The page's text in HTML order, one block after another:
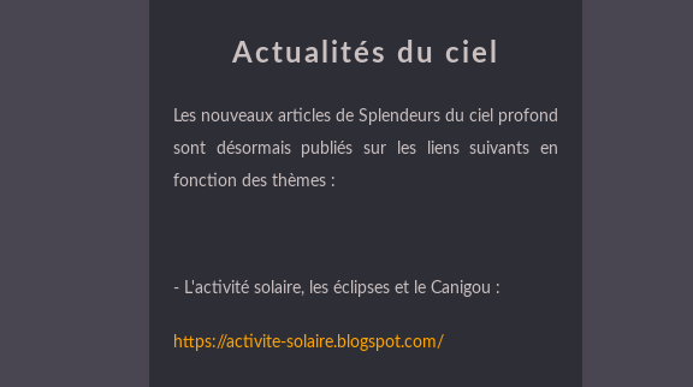
Actualités du ciel
Les nouveaux articles de Splendeurs du ciel profond
sont désormais publiés sur les liens suivants en
fonction des thèmes :
- L'activité solaire, les éclipses et le Canigou :
https://activite-solaire.blogspot.com/